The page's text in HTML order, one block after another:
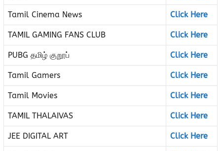
Tamil Cinema News Click Here
TAMIL GAMING FANS CLUB Click Here
PUBG தமிழ் குறூப் Click Here
Tamil Gamers Click Here
Tamil Movies Click Here
TAMIL THALAIVAS Click Here
JEE DIGITAL ART Click Here